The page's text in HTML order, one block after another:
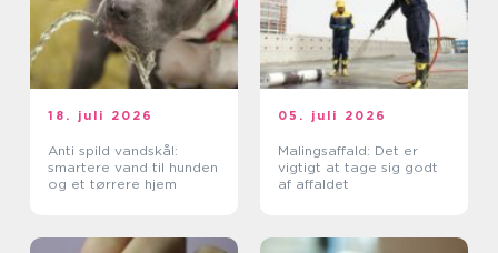
18. juli 2026
Anti spild vandskål:
smartere vand til hunden
og et tørrere hjem
05. juli 2026
Malingsaffald: Det er
vigtigt at tage sig godt
af affaldet